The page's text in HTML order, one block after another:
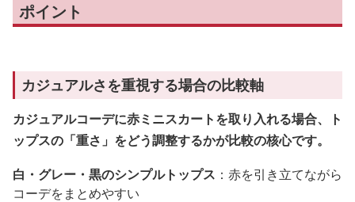
ポイント
カジュアルさを重視する場合の比較軸
カジュアルコーデに赤ミニスカートを取り入れる場合、ト
ップスの「重さ」をどう調整するかが比較の核心です。
白・グレー・黒のシンプルトップス ：赤を引き立てながら
コーデをまとめやすい